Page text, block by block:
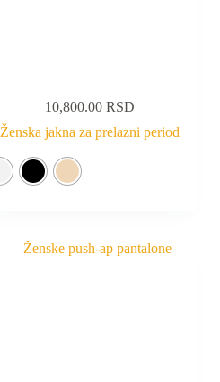
10,800.00 RSD
Ženska jakna za prelazni period